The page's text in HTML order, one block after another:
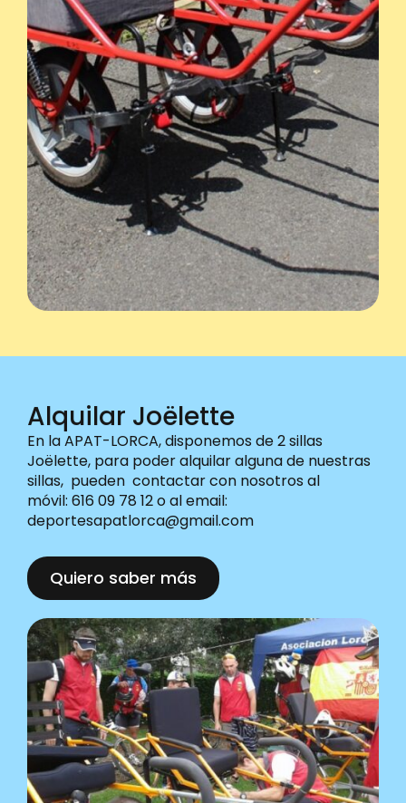
Alquilar Joëlette
En la APAT-LORCA, disponemos de 2 sillas
Joëlette, para poder alquilar alguna de nuestras
sillas, pueden contactar con nosotros al
móvil: 616 09 78 12 o al email:
deportesapatlorca@gmail.com
Quiero saber más